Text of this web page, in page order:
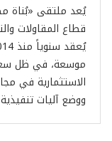
يُعد ملتقى «بُناة
قطاع المقاولات
موسعة، في ظل
الاستثمارية في
ووضع آليات